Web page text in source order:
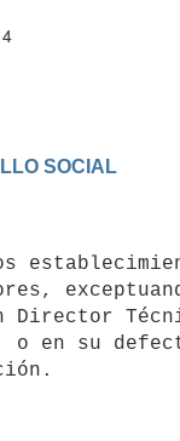
Director
en su